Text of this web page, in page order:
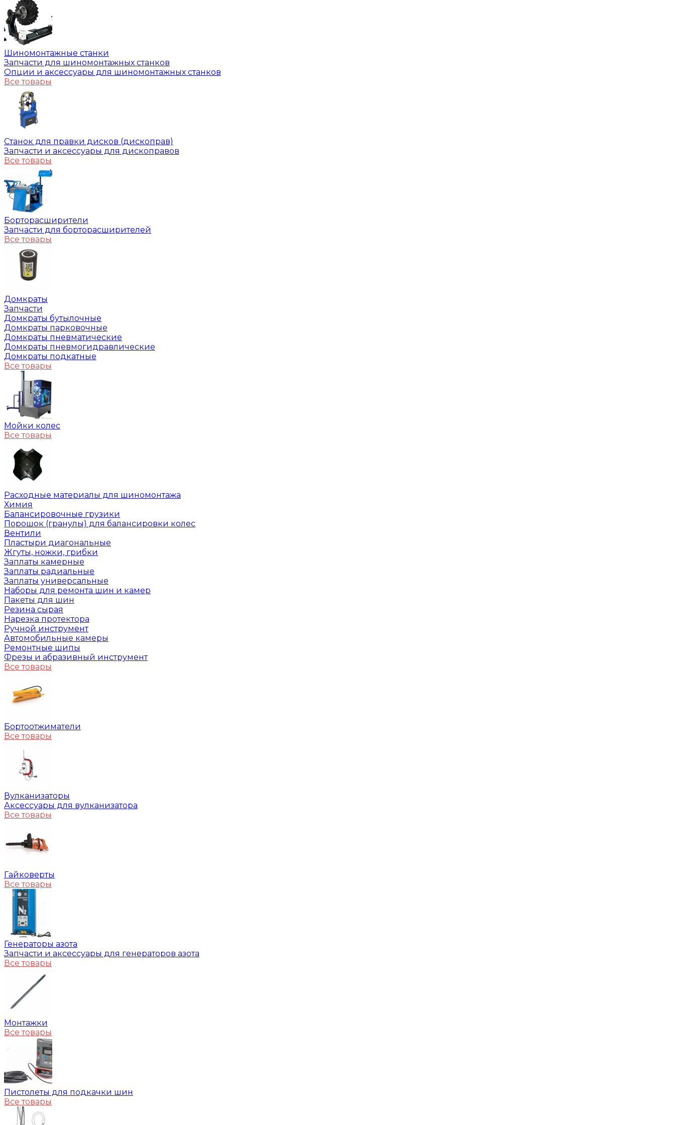
Шиномонтажные станки
Запчасти для шиномонтажных станков
Опции и аксессуары для шиномонтажных станков
Все товары
Станок для правки дисков (дископрав)
Запчасти и аксессуары для дископравов
Все товары
Борторасширители
Запчасти для борторасширителей
Все товары
Домкраты
Запчасти
Домкраты бутылочные
Домкраты парковочные
Домкраты пневматические
Домкраты пневмогидравлические
Домкраты подкатные
Все товары
Мойки колес
Все товары
Расходные материалы для шиномонтажа
Химия
Балансировочные грузики
Порошок (гранулы) для балансировки колес
Вентили
Пластыри диагональные
Жгуты, ножки, грибки
Заплаты камерные
Заплаты радиальные
Заплаты универсальные
Наборы для ремонта шин и камер
Пакеты для шин
Резина сырая
Нарезка протектора
Ручной инструмент
Автомобильные камеры
Ремонтные шипы
Фрезы и абразивный инструмент
Все товары
Бортоотжиматели
Все товары
Вулканизаторы
Аксессуары для вулканизатора
Все товары
Гайковерты
Все товары
Генераторы азота
Запчасти и аксессуары для генераторов азота
Все товары
Монтажки
Все товары
Пистолеты для подкачки шин
Все товары